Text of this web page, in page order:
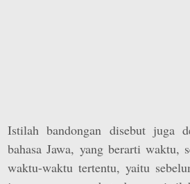
Istilah bandongan disebut juga
bahasa Jawa, yang berarti waktu,
waktu-waktu tertentu, yaitu